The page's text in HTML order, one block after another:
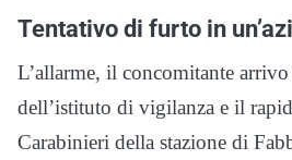
Tentativo di furto in
L’allarme, il concomitante
dell’istituto di vigilanza e il
Carabinieri della stazione di